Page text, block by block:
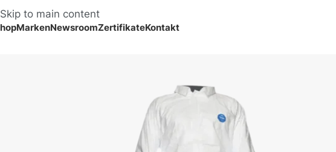
Skip to main content
MarkenNewsroomZertifikateKontakt